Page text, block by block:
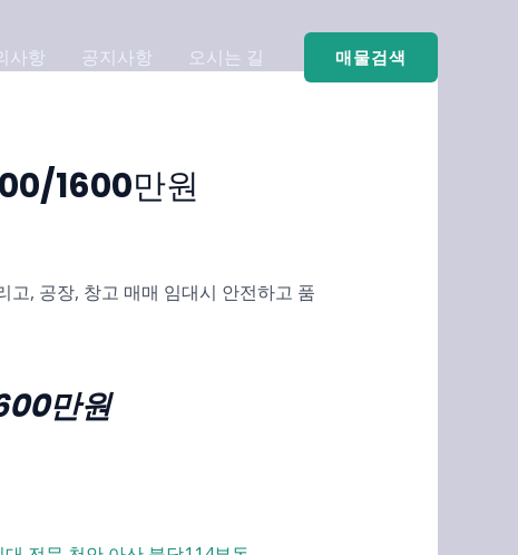
사항 공지사항 오시는 길 매물검색
1600만원
, 공장, 창고 매매 임대시 안전하고 품
만원